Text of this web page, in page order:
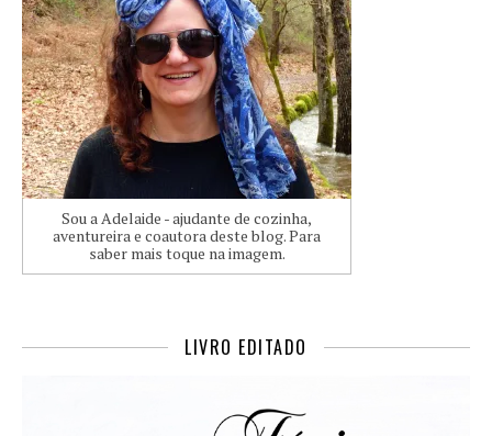
Sou a Adelaide - ajudante de cozinha,
aventureira e coautora deste blog. Para
saber mais toque na imagem.
LIVRO EDITADO